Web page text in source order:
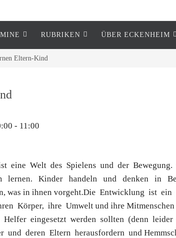
RUBRIKEN ÜBER ECKENHEIM
Eltern-Kind
- 11:00
eine Welt des Spielens und der
Kinder handeln und denken in
was in ihnen vorgeht.Die Entwicklung ist
Körper, ihre Umwelt und ihre
eingesetzt werden sollten (denn leider
und deren Eltern herausfordern und